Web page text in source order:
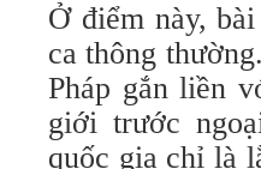
Ở điểm này,
ca thông
Pháp gắn liền
giới trước
quốc gia chỉ là